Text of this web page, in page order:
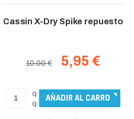
Cassin X-Dry Spike repuesto
10.00 € 5,95 €